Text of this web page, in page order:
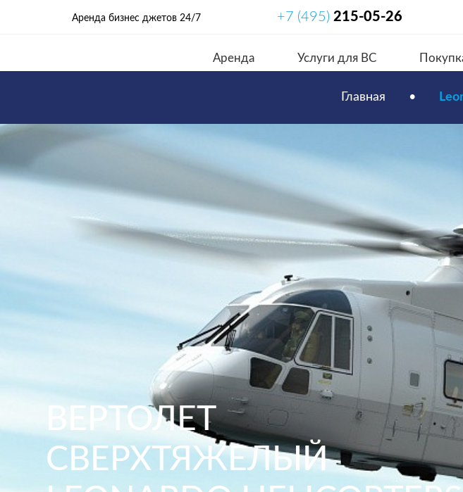
Аренда бизнес джетов 24/7 +7 (495) 215-05-26
Аренда Услуги для ВС
Главная •
ВЕРТОЛЕТ
СВЕРХТЯЖЕЛЫЙ